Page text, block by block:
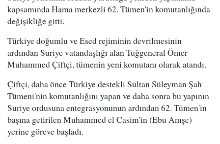
kapsamında Hama merkezli 62. Tümen'in komutanlığında
değişikliğe gitti.
Türkiye doğumlu ve Esed rejiminin devrilmesinin
ardından Suriye vatandaşlığı alan Tuğgeneral Ömer
Muhammed Çiftçi, tümenin yeni komutanı olarak atandı.
Çiftçi, daha önce Türkiye destekli Sultan Süleyman Şah
Tümeni'nin komutanlığını yapan ve daha sonra bu yapının
Suriye ordusuna entegrasyonunun ardından 62. Tümen'in
başına getirilen Muhammed el Casim'in (Ebu Amşe)
yerine göreve başladı.